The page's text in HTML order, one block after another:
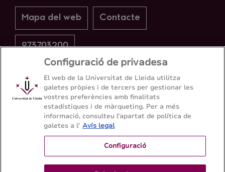
Mapa del web Contacte
973703200
Configuració de privadesa
El web de la Universitat de Lleida utilitza
galetes pròpies i de tercers per gestionar les
vostres preferències amb finalitats
estadístiques i de màrqueting. Per a més
informació, consulteu l’apartat de política de
galetes a l' Avís legal
Configuració